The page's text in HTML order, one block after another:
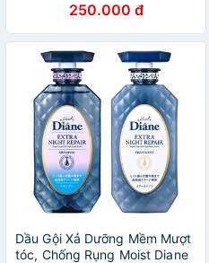
250.000 đ
Dầu Gội Xả Dưỡng Mềm Mượt
tóc, Chống Rụng Moist Diane